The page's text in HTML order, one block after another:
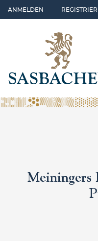
Skip to main content
ANMELDEN
Meiningers